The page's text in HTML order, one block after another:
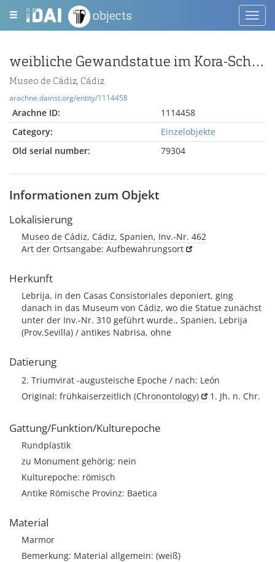
objects
weibliche Gewandstatue im Kora-Schema
Museo de Cádiz, Cádiz
arachne.dainst.org/entity/1114458
Arachne ID:
1114458
Category:
Einzelobjekte
Old serial number:
79304
Informationen zum Objekt
Lokalisierung
Museo de Cádiz, Cádiz, Spanien, Inv.-Nr. 462
Art der Ortsangabe: Aufbewahrungsort
Herkunft
Lebrija, in den Casas Consistoriales deponiert, ging
danach in das Museum von Cádiz, wo die Statue zunächst
unter der Inv.-Nr. 310 geführt wurde., Spanien, Lebrija
(Prov.Sevilla) / antikes Nabrisa, ohne
Datierung
2. Triumvirat -augusteische Epoche / nach: León
Original: frühkaiserzeitlich (Chronontology) 1. Jh. n. Chr.
Gattung/Funktion/Kulturepoche
Rundplastik
zu Monument gehörig: nein
Kulturepoche: römisch
Antike Römische Provinz: Baetica
Material
Marmor
Bemerkung: Material allgemein: (weiß)